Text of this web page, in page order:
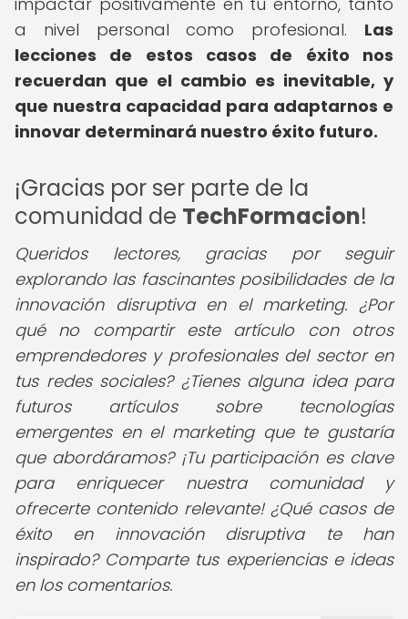
a nivel personal como profesional. Las
lecciones de estos casos de éxito nos
recuerdan que el cambio es inevitable, y
que nuestra capacidad para adaptarnos e
innovar determinará nuestro éxito futuro.
¡Gracias por ser parte de la
comunidad de TechFormacion!
Queridos lectores, gracias por seguir
explorando las fascinantes posibilidades de la
innovación disruptiva en el marketing. ¿Por
qué no compartir este artículo con otros
emprendedores y profesionales del sector en
tus redes sociales? ¿Tienes alguna idea para
futuros artículos sobre tecnologías
emergentes en el marketing que te gustaría
que abordáramos? ¡Tu participación es clave
para enriquecer nuestra comunidad y
ofrecerte contenido relevante! ¿Qué casos de
éxito en innovación disruptiva te han
inspirado? Comparte tus experiencias e ideas
en los comentarios.